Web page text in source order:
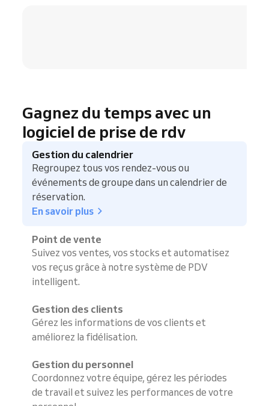
Gagnez du temps avec un
logiciel de prise de rdv
Gestion du calendrier
Regroupez tous vos rendez-vous ou
événements de groupe dans un calendrier de
réservation.
En savoir plus
Point de vente
Suivez vos ventes, vos stocks et automatisez
vos reçus grâce à notre système de PDV
intelligent.
Gestion des clients
Gérez les informations de vos clients et
améliorez la fidélisation.
Gestion du personnel
Coordonnez votre équipe, gérez les périodes
de travail et suivez les performances de votre